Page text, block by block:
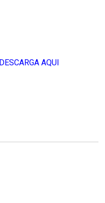
DESCARGA AQUI